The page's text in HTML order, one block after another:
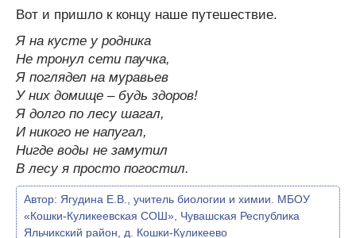
Вот и пришло к концу наше путешествие.
Я на кусте у родника
Не тронул сети паучка,
Я поглядел на муравьев
У них домище – будь здоров!
Я долго по лесу шагал,
И никого не напугал,
Нигде воды не замутил
В лесу я просто погостил.
Автор: Ягудина Е.В., учитель биологии и химии. МБОУ
«Кошки-Куликеевская СОШ», Чувашская Республика
Яльчикский район, д. Кошки-Куликеево